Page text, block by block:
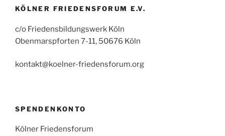
KÖLNER FRIEDENSFORUM E.V.
c/o Friedensbildungswerk Köln
Obenmarspforten 7-11, 50676 Köln
kontakt@koelner-friedensforum.org
SPENDENKONTO
Kölner Friedensforum